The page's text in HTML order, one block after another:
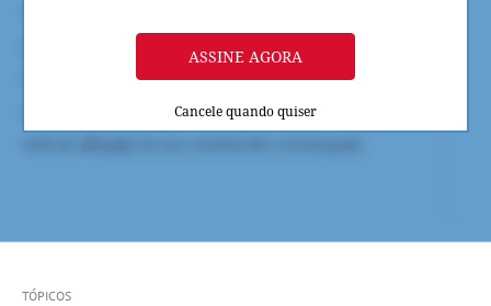
ASSINE AGORA
Cancele quando quiser
TÓPICOS